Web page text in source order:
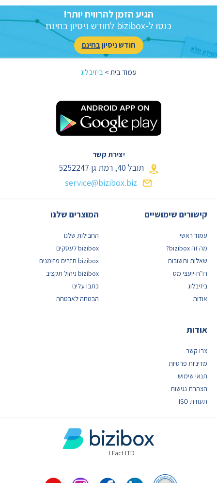
הגיע הזמן להרוויח יותר!
כנסו ל-bizibox לחודש ניסיון בחינם
חודש ניסיוןבחינם
עמוד בית>ביזיבלוג
יצירת קשר
תובל 40, רמת גן
service@bizibox.biz
קישורים שימושיים
עמוד ראשי
מה זה bizibox?
שאלות ותשובות
רו"ח-יועצי מס
ביזיבלוג
אודות
המוצרים שלנו
החבילות שלנו
bizibox לעסקים
bizibox תזרים מזומנים
bizibox ניהול תקציב
כתבו עלינו
הבטחה לאבטחה
אודות
צרו קשר
מדיניות פרטיות
תנאי שימוש
הצהרת נגישות
תעודת ISO
I Fact LTD